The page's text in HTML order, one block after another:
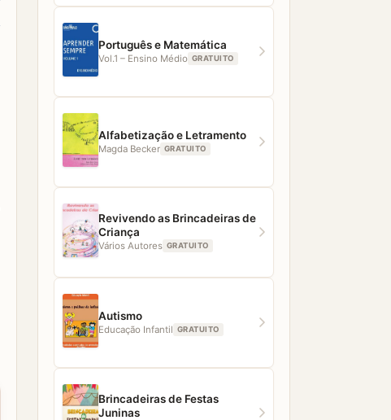
Português e Matemática
Vol.1 – Ensino Médio GRATUITO
Alfabetização e Letramento
Magda Becker GRATUITO
Revivendo as Brincadeiras de
Criança
Vários Autores GRATUITO
Autismo
Educação Infantil GRATUITO
Brincadeiras de Festas
Juninas